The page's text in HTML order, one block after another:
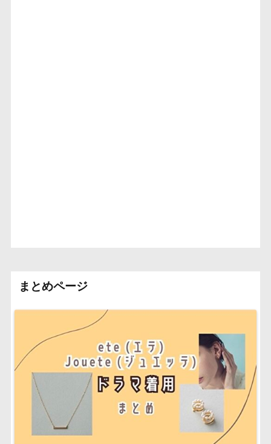
まとめページ